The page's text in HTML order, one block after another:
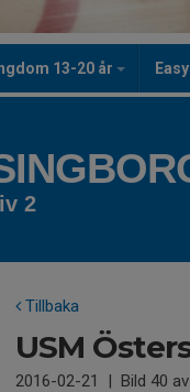
13-20 år
2
Tillbaka
USM
2016-02-21 | Bild 40